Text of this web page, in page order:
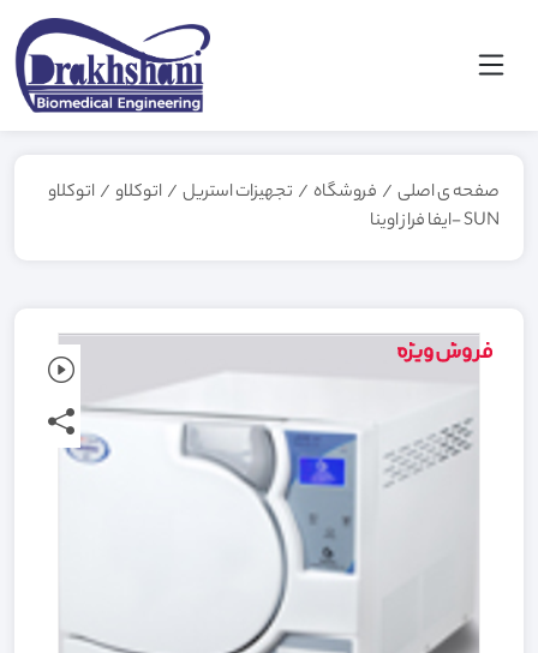
صفحه ی اصلی / فروشگاه / تجهیزات استریل / اتوکلاو / اتوکلاو
SUN -ایفا فراز اوینا